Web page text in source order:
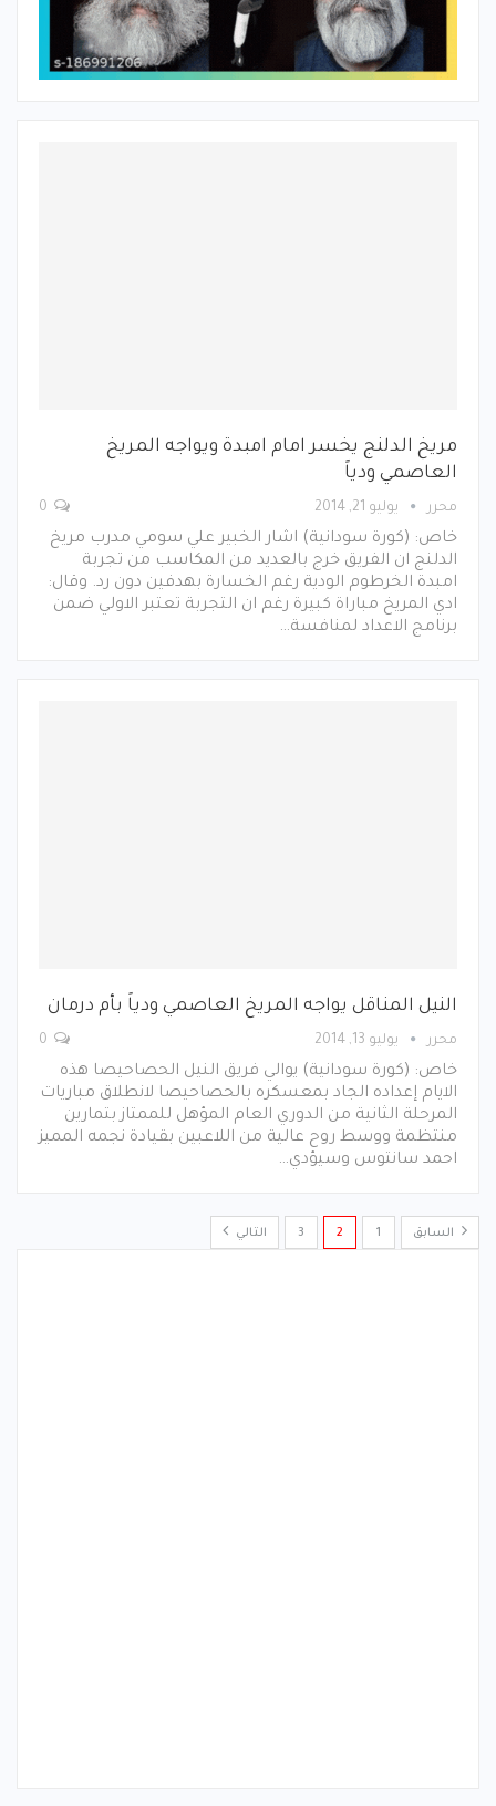
مريخ الدلنج يخسر امام امبدة ويواجه المريخ
العاصمي ودياً
محرر يوليو 21, 2014
خاص: (كورة سودانية) اشار الخبير علي سومي مدرب مريخ
الدلنج ان الفريق خرج بالعديد من المكاسب من تجربة
امبدة الخرطوم الودية رغم الخسارة بهدفين دون رد. وقال:
ادي المريخ مباراة كبيرة رغم ان التجربة تعتبر الاولي ضمن
برنامج الاعداد لمنافسة…
النيل المناقل يواجه المريخ العاصمي ودياً بأم درمان
محرر يوليو 13, 2014
خاص: (كورة سودانية) يوالي فريق النيل الحصاحيصا هذه
الايام إعداده الجاد بمعسكره بالحصاحيصا لانطلاق مباريات
المرحلة الثانية من الدوري العام المؤهل للممتاز بتمارين
منتظمة ووسط روح عالية من اللاعبين بقيادة نجمه المميز
احمد سانتوس وسيؤدي…
السابق 1
2
3 التالي